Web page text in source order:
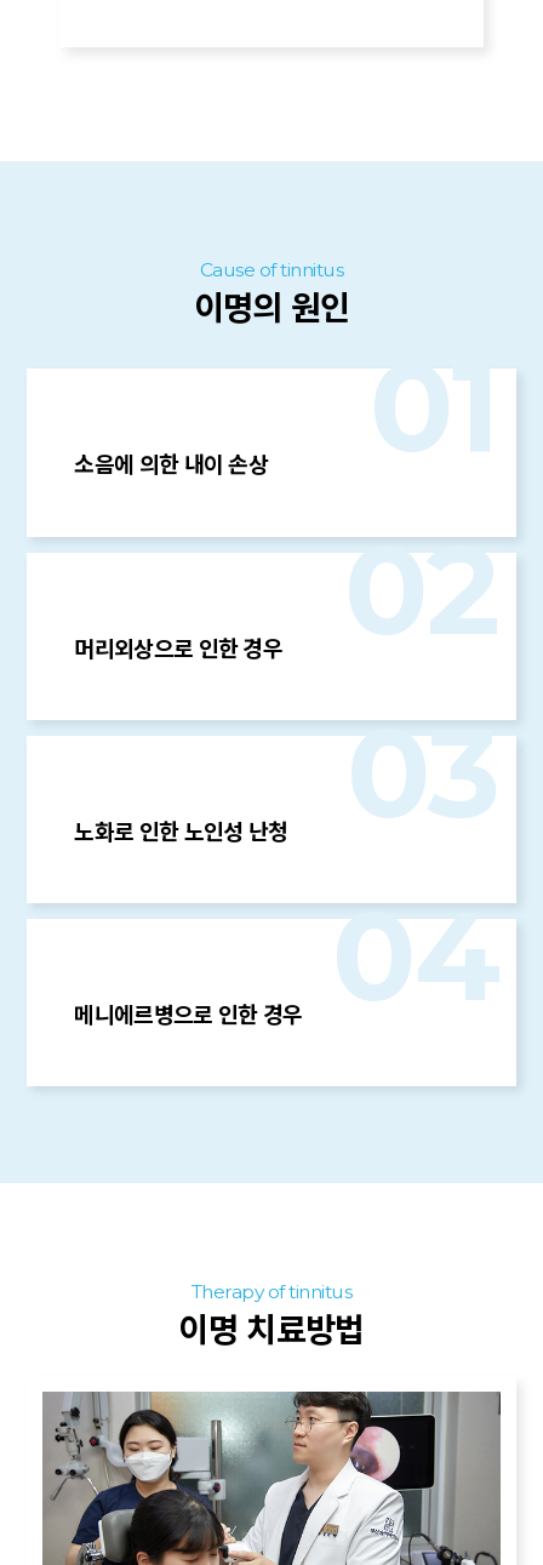
Cause of tinnitus
이명의 원인
01
소음에 의한 내이 손상
02
머리외상으로 인한 경우
03
노화로 인한 노인성 난청
04
메니에르병으로 인한 경우
Therapy of tinnitus
이명 치료방법